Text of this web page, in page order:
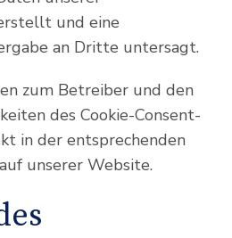
und eine
an Dritte untersagt.
zum Betreiber und den
des Cookie-Consent-
in der entsprechenden
unserer Website.